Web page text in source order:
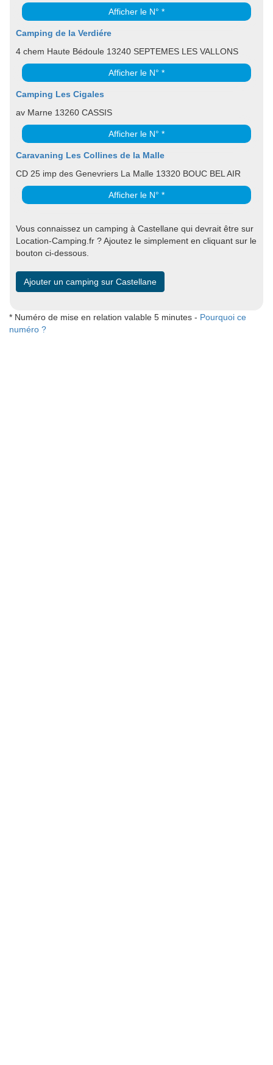
Afficher le N° *
Camping de la Verdiére
4 chem Haute Bédoule 13240 SEPTEMES LES VALLONS
Afficher le N° *
Camping Les Cigales
av Marne 13260 CASSIS
Afficher le N° *
Caravaning Les Collines de la Malle
CD 25 imp des Genevriers La Malle 13320 BOUC BEL AIR
Afficher le N° *
Vous connaissez un camping à Castellane qui devrait être sur
Location-Camping.fr ? Ajoutez le simplement en cliquant sur le
bouton ci-dessous.
Ajouter un camping sur Castellane
* Numéro de mise en relation valable 5 minutes - Pourquoi ce
numéro ?